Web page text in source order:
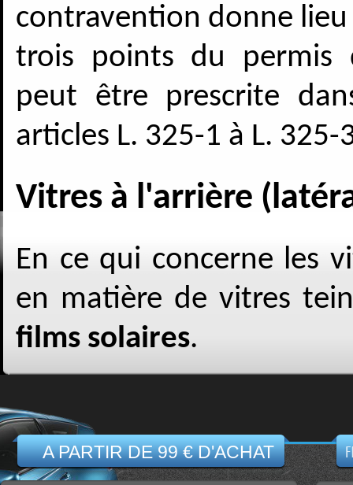
contravention donne
trois points du permis
peut être prescrite
articles L. 325-1 à L. 325-
Vitres à l'arrière
En ce qui concerne les
en matière de vitres
films solaires.
A PARTIR DE 99 € D'ACHAT